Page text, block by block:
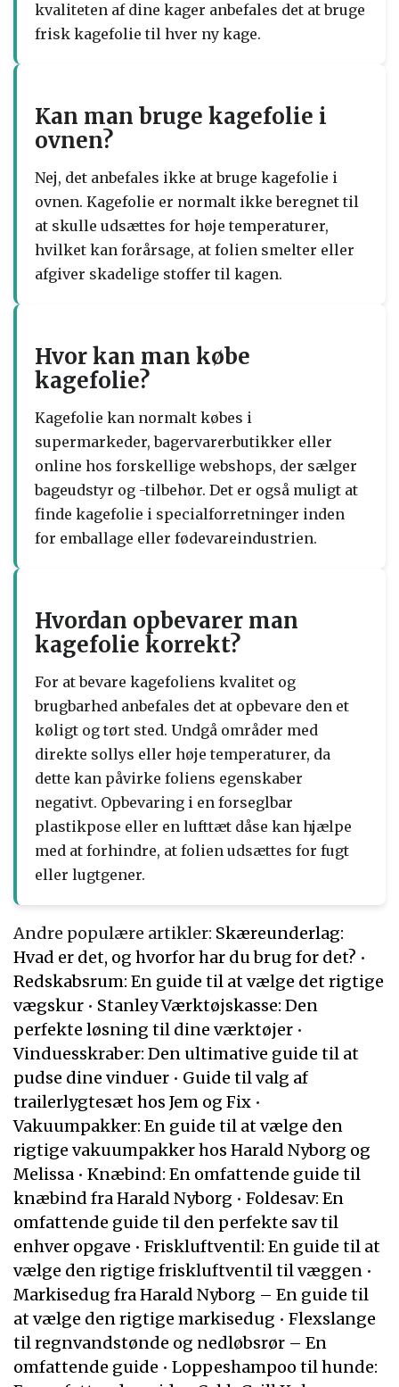
kvaliteten af dine kager anbefales det at bruge
frisk kagefolie til hver ny kage.
Kan man bruge kagefolie i
ovnen?
Nej, det anbefales ikke at bruge kagefolie i
ovnen. Kagefolie er normalt ikke beregnet til
at skulle udsættes for høje temperaturer,
hvilket kan forårsage, at folien smelter eller
afgiver skadelige stoffer til kagen.
Hvor kan man købe
kagefolie?
Kagefolie kan normalt købes i
supermarkeder, bagervarerbutikker eller
online hos forskellige webshops, der sælger
bageudstyr og -tilbehør. Det er også muligt at
finde kagefolie i specialforretninger inden
for emballage eller fødevareindustrien.
Hvordan opbevarer man
kagefolie korrekt?
For at bevare kagefoliens kvalitet og
brugbarhed anbefales det at opbevare den et
køligt og tørt sted. Undgå områder med
direkte sollys eller høje temperaturer, da
dette kan påvirke foliens egenskaber
negativt. Opbevaring i en forseglbar
plastikpose eller en lufttæt dåse kan hjælpe
med at forhindre, at folien udsættes for fugt
eller lugtgener.
Andre populære artikler: Skæreunderlag:
Hvad er det, og hvorfor har du brug for det? •
Redskabsrum: En guide til at vælge det rigtige
vægskur • Stanley Værktøjskasse: Den
perfekte løsning til dine værktøjer •
Vinduesskraber: Den ultimative guide til at
pudse dine vinduer • Guide til valg af
trailerlygtesæt hos Jem og Fix •
Vakuumpakker: En guide til at vælge den
rigtige vakuumpakker hos Harald Nyborg og
Melissa • Knæbind: En omfattende guide til
knæbind fra Harald Nyborg • Foldesav: En
omfattende guide til den perfekte sav til
enhver opgave • Friskluftventil: En guide til at
vælge den rigtige friskluftventil til væggen •
Markisedug fra Harald Nyborg – En guide til
at vælge den rigtige markisedug • Flexslange
til regnvandstønde og nedløbsrør – En
omfattende guide • Loppeshampoo til hunde: